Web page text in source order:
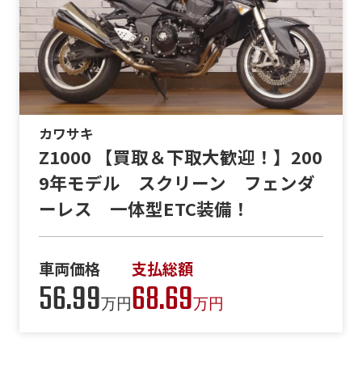
カワサキ
Z1000 【買取＆下取大歓迎！】200
9年モデル スクリーン フェンダ
ーレス 一体型ETC装備！
車両価格
56.99万円
支払総額
68.69万円